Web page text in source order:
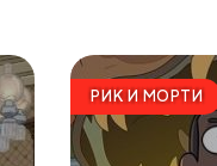
РИК И МОРТИ